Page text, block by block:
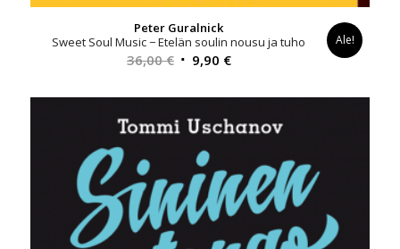
Peter Guralnick
Sweet Soul Music − Etelän soulin nousu ja tuho
36,00€ Alkuperäinen
oli:
36,00 €.
9,90 €Nykyinen
on:
9,90 €.
Ale!